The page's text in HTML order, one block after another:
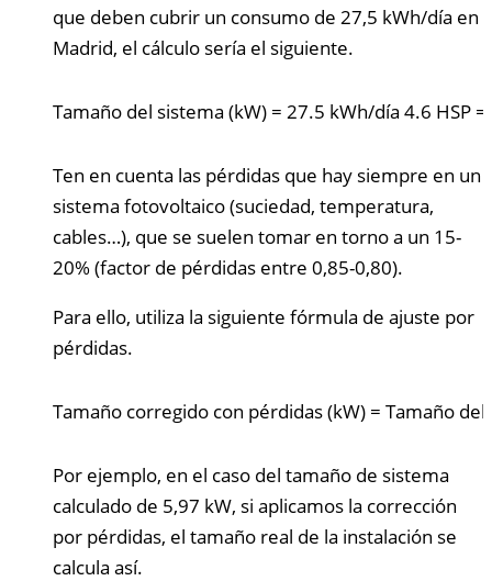
que deben cubrir un consumo de 27,5 kWh/día en
Madrid, el cálculo sería el siguiente.
Tamaño del sistema (kW) = 27.5 kWh/día 4.6 HSP =
Ten en cuenta las pérdidas que hay siempre en un
sistema fotovoltaico (suciedad, temperatura,
cables…), que se suelen tomar en torno a un 15-
20% (factor de pérdidas entre 0,85-0,80).
Para ello, utiliza la siguiente fórmula de ajuste por
pérdidas.
Tamaño corregido con pérdidas (kW) = Tamaño del
Por ejemplo, en el caso del tamaño de sistema
calculado de 5,97 kW, si aplicamos la corrección
por pérdidas, el tamaño real de la instalación se
calcula así.